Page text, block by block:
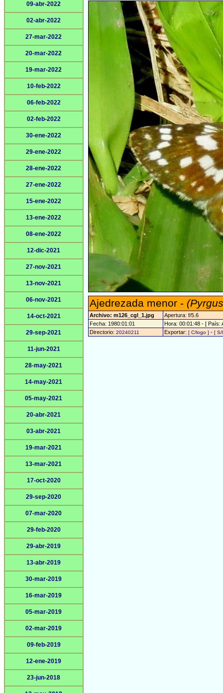
09-abr-2022
02-abr-2022
27-mar-2022
20-mar-2022
19-mar-2022
10-feb-2022
06-feb-2022
02-feb-2022
30-ene-2022
29-ene-2022
28-ene-2022
27-ene-2022
15-ene-2022
13-ene-2022
08-ene-2022
12-dic-2021
27-nov-2021
13-nov-2021
06-nov-2021
14-oct-2021
29-sep-2021
11-jun-2021
28-may-2021
14-may-2021
05-may-2021
20-abr-2021
03-abr-2021
19-mar-2021
13-mar-2021
17-oct-2020
29-sep-2020
07-mar-2020
29-feb-2020
29-abr-2019
13-abr-2019
30-mar-2019
16-mar-2019
05-mar-2019
02-mar-2019
09-feb-2019
12-ene-2019
23-jun-2018
Ajedrezada menor -
Archivo: m126_cgl_1.jpg
Apertura: f/5.6
Fecha: 1980:01:01
Hora: 00:01:48 - [ País:
Directorio: 20240211 Exportar: [ C/logo ] - [ S/